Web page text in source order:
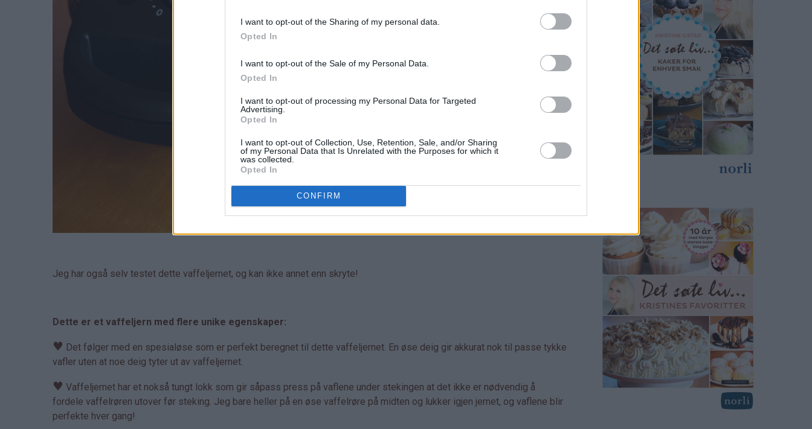
I want to opt-out of the Sharing of my personal data.
Opted In
I want to opt-out of the Sale of my Personal Data.
Opted In
I want to opt-out of processing my Personal Data for Targeted
Advertising.
Opted In
I want to opt-out of Collection, Use, Retention, Sale, and/or Sharing
of my Personal Data that Is Unrelated with the Purposes for which it
was collected.
Opted In
CONFIRM
Jeg har også selv testet dette vaffeljernet, og kan ikke annet enn skryte!
Dette er et vaffeljern med flere unike egenskaper:
♥ Det følger med en spesialøse som er perfekt beregnet til dette vaffeljernet. En øse deig gir akkurat nok til passe tykke
vafler uten at noe deig tyter ut av vaffeljernet.
♥ Vaffeljernet har et nokså tungt lokk som gir såpass press på vaflene under stekingen at det ikke er nødvendig å
fordele vaffelrøren utover før steking. Jeg bare heller på en øse vaffelrøre på midten og lukker igjen jernet, og vaflene blir
perfekte hver gang!